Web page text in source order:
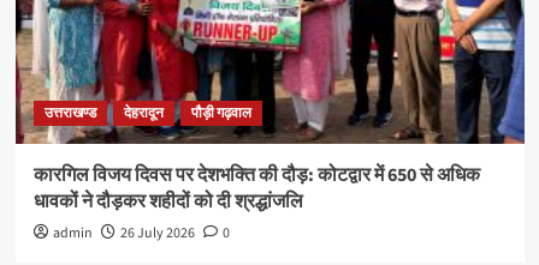
उत्तराखण्ड देहरादून पौड़ी गढ़वाल
कारगिल विजय दिवस पर देशभक्ति की दौड़: कोटद्वार में 650 से अधिक
धावकों ने दौड़कर शहीदों को दी श्रद्धांजलि
admin 26 July 2026 0